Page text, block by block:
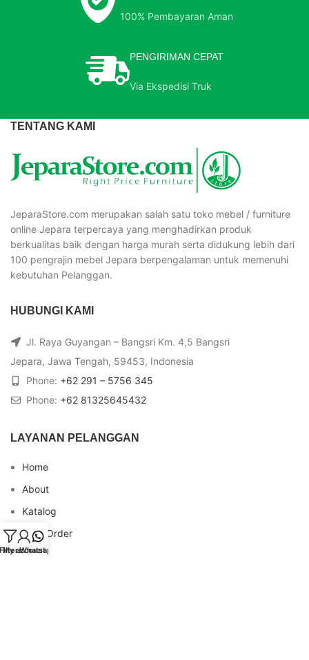
100% Pembayaran Aman
PENGIRIMAN CEPAT
Via Ekspedisi Truk
TENTANG KAMI
JeparaStore.com merupakan salah satu toko mebel / furniture
online Jepara terpercaya yang menghadirkan produk
berkualitas baik dengan harga murah serta didukung lebih dari
100 pengrajin mebel Jepara berpengalaman untuk memenuhi
kebutuhan Pelanggan.
HUBUNGI KAMI
Jl. Raya Guyangan – Bangsri Km. 4,5 Bangsri
Jepara, Jawa Tengah, 59453, Indonesia
Phone: +62 291 – 5756 345
Phone: +62 81325645432
LAYANAN PELANGGAN
Home
About
Katalog
Cara Order
Blog
My account
Whatsapp